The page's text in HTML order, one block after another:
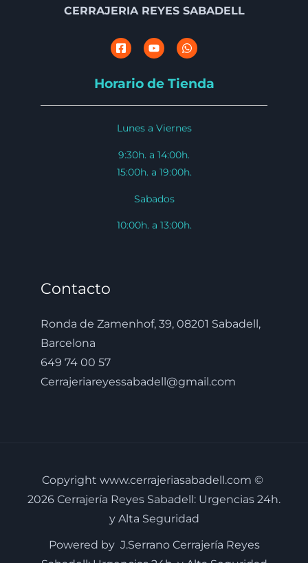
CERRAJERIA REYES SABADELL
Horario de Tienda
Lunes a Viernes
9:30h. a 14:00h.
15:00h. a 19:00h.
Sabados
10:00h. a 13:00h.
Contacto
Ronda de Zamenhof, 39, 08201 Sabadell,
Barcelona
649 74 00 57
Cerrajeriareyessabadell@gmail.com
Copyright www.cerrajeriasabadell.com ©
2026 Cerrajería Reyes Sabadell: Urgencias 24h.
y Alta Seguridad
Powered by J.Serrano Cerrajería Reyes